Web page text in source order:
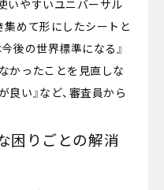
いやすいユニバーサル
集めて形にしたシートと
後の世界標準になる』
かったことを見直しな
い』など、審査員から
困りごとの解消